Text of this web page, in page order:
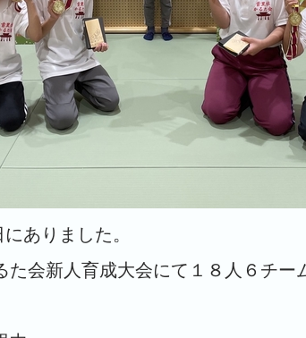
ありました。
た会新人育成大会にて１８人６チー